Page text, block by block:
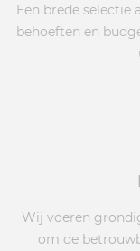
Een brede selectie
behoeften en
Wij voeren
om de